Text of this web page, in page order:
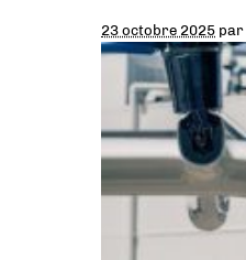
23 octobre 2025 par